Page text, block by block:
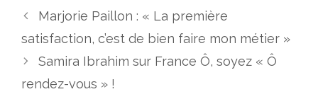
Marjorie Paillon : « La première
satisfaction, c’est de bien faire mon métier »
Samira Ibrahim sur France Ô, soyez « Ô
rendez-vous » !